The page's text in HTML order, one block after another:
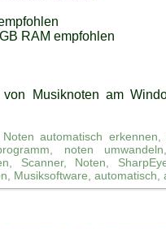
RAM empfohlen
Musiknoten am
automatisch
noten
Scanner, Noten,
Musiksoftware, automatisch,